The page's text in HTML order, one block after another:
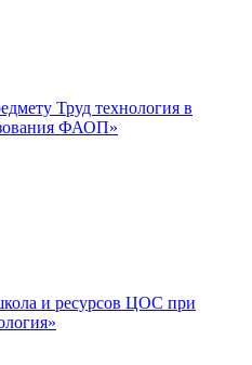
Труд технология в
ФАОП»
и ресурсов ЦОС при